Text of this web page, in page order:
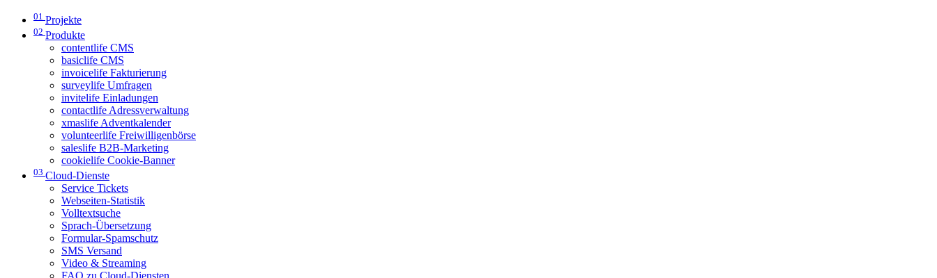
01 Projekte
02 Produkte
contentlife CMS
basiclife CMS
invoicelife Fakturierung
surveylife Umfragen
invitelife Einladungen
contactlife Adressverwaltung
xmaslife Adventkalender
volunteerlife Freiwilligenbörse
saleslife B2B-Marketing
cookielife Cookie-Banner
03 Cloud-Dienste
Service Tickets
Webseiten-Statistik
Volltextsuche
Sprach-Übersetzung
Formular-Spamschutz
SMS Versand
Video & Streaming